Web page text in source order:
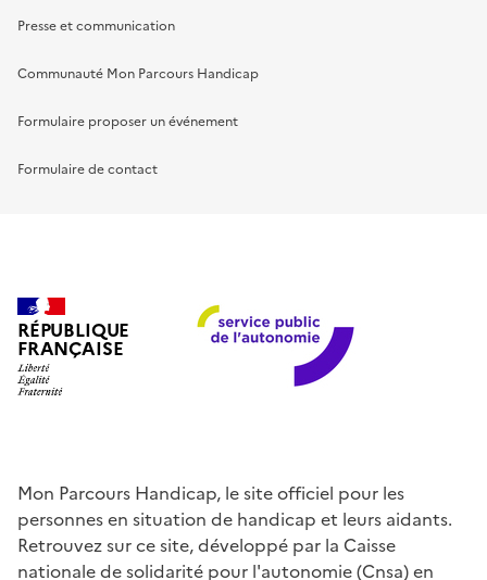
Presse et communication
Communauté Mon Parcours Handicap
Formulaire proposer un événement
Formulaire de contact
RÉPUBLIQUE
FRANÇAISE
Mon Parcours Handicap, le site officiel pour les
personnes en situation de handicap et leurs aidants.
Retrouvez sur ce site, développé par la Caisse
nationale de solidarité pour l'autonomie (Cnsa) en